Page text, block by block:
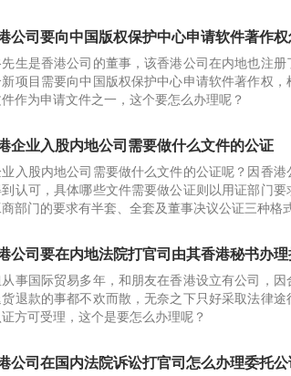
公司要向中国版权保护中心申请软件著作
生是香港公司的董事，该香港公司在内地也注
项目需要向中国版权保护中心申请软件著作权
作为申请文件之一，这个要怎么办理呢？
企业入股内地公司需要做什么文件的公证
入股内地公司需要做什么文件的公证呢？因香
认可，具体哪些文件需要做公证则以用证部门
部门的要求有半套、全套及董事决议公证三种格式
公司要在内地法院打官司由其香港秘书办
事国际贸易多年，和朋友在香港设立有公司，
退款的事都不欢而散，无奈之下只好采取法律
方可受理，这个是要怎么办理呢？
公司在国内法院诉讼打官司怎么办理委托